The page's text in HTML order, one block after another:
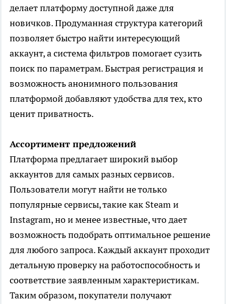
делает платформу доступной даже для
новичков. Продуманная структура категорий
позволяет быстро найти интересующий
аккаунт, а система фильтров помогает сузить
поиск по параметрам. Быстрая регистрация и
возможность анонимного пользования
платформой добавляют удобства для тех, кто
ценит приватность.
Ассортимент предложений
Платформа предлагает широкий выбор
аккаунтов для самых разных сервисов.
Пользователи могут найти не только
популярные сервисы, такие как Steam и
Instagram, но и менее известные, что дает
возможность подобрать оптимальное решение
для любого запроса. Каждый аккаунт проходит
детальную проверку на работоспособность и
соответствие заявленным характеристикам.
Таким образом, покупатели получают